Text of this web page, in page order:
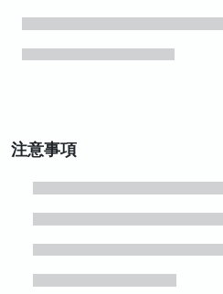
注意事項